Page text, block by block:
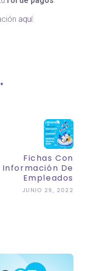
aquí:
Fichas Con
Información De
Empleados
JUNIO 29, 2022